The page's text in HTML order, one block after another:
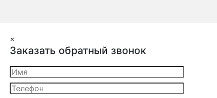
×
Заказать обратный звонок